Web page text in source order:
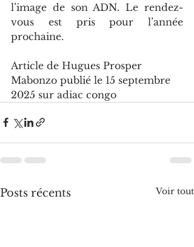
l’image de son ADN. Le rendez-
vous est pris pour l’année
prochaine.
Article de Hugues Prosper
Mabonzo publié le 15 septembre
2025 sur adiac congo
Posts récents Voir tout